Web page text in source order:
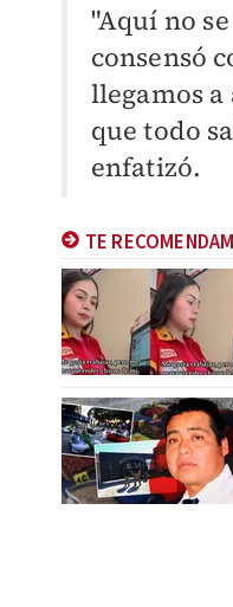
"Aquí no
consensó
llegamos
que todo
enfatizó.
TE